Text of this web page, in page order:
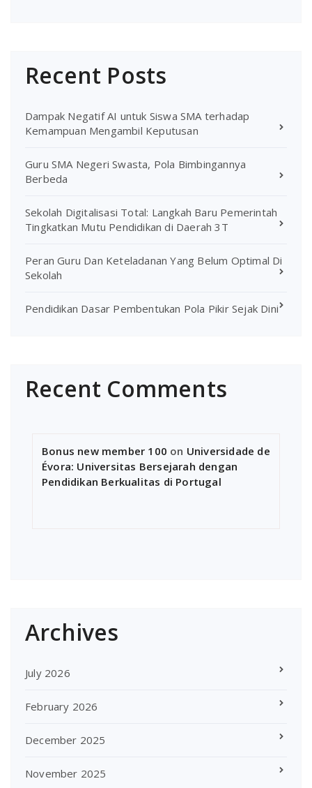
Recent Posts
Dampak Negatif AI untuk Siswa SMA terhadap
Kemampuan Mengambil Keputusan
Guru SMA Negeri Swasta, Pola Bimbingannya
Berbeda
Sekolah Digitalisasi Total: Langkah Baru Pemerintah
Tingkatkan Mutu Pendidikan di Daerah 3T
Peran Guru Dan Keteladanan Yang Belum Optimal Di
Sekolah
Pendidikan Dasar Pembentukan Pola Pikir Sejak Dini
Recent Comments
Bonus new member 100 on Universidade de
Évora: Universitas Bersejarah dengan
Pendidikan Berkualitas di Portugal
Archives
July 2026
February 2026
December 2025
November 2025